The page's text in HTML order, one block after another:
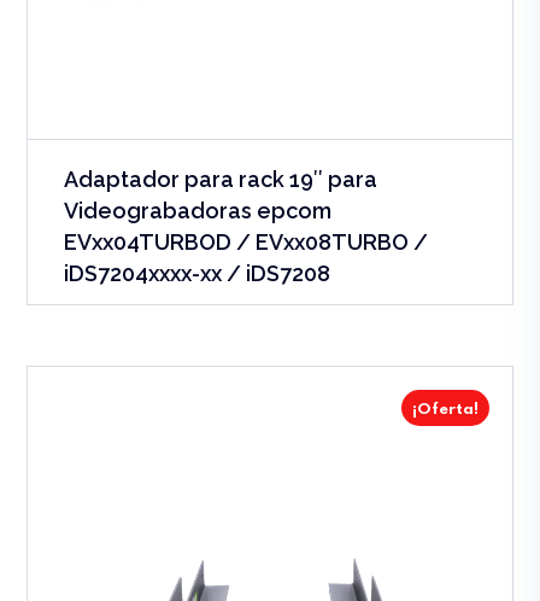
Adaptador para rack 19″ para
Videograbadoras epcom
EVxx04TURBOD / EVxx08TURBO /
iDS7204xxxx-xx / iDS7208
¡Oferta!